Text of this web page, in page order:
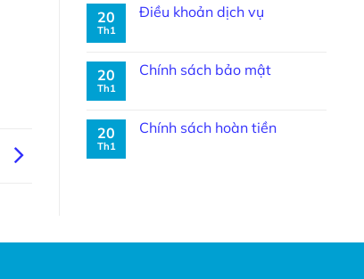
20
Th1
Điều khoản dịch vụ
20
Th1
Chính sách bảo mật
20
Th1
Chính sách hoàn tiền